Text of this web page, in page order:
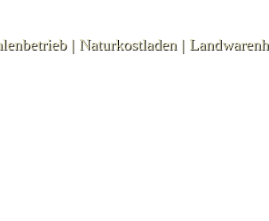
| Naturkostladen |